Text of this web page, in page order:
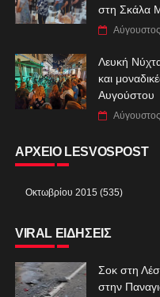
στη Σκάλα
Λευκή
και
Αυγούστου
ΑΡΧΕΙΟ LESVOSPOST
VIRAL ΕΙΔΗΣΕΙΣ
Σοκ στη
στην